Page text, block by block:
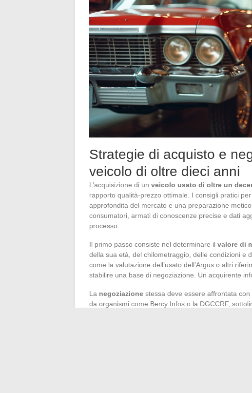
Strategie di acquisto e
veicolo di oltre dieci anni
L’acquisizione di un veicolo usato di oltre un
rapporto qualità-prezzo ottimale. I consigli pratici
approfondita del mercato e una preparazione
consumatori, armati di conoscenze precise e dati
processo.
Il primo passo consiste nel determinare il valore di
della sua età, del chilometraggio, delle condizioni e
come la valutazione dell’usato dell’Argus o altri
stabilire una base di negoziazione. Un acquirente
La negoziazione stessa deve essere affrontata
da organismi come Bercy Infos o la DGCCRF,